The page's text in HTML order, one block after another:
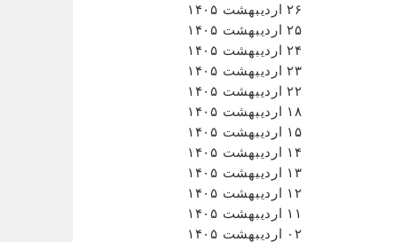
۲۶ اردیبهشت ۱۴۰۵
۲۵ اردیبهشت ۱۴۰۵
۲۴ اردیبهشت ۱۴۰۵
۲۳ اردیبهشت ۱۴۰۵
۲۲ اردیبهشت ۱۴۰۵
۱۸ اردیبهشت ۱۴۰۵
۱۵ اردیبهشت ۱۴۰۵
۱۴ اردیبهشت ۱۴۰۵
۱۳ اردیبهشت ۱۴۰۵
۱۲ اردیبهشت ۱۴۰۵
۱۱ اردیبهشت ۱۴۰۵
۰۲ اردیبهشت ۱۴۰۵